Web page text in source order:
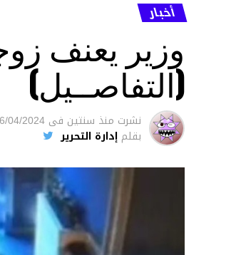
أخبار
وزير يعنف
(التفاصــيل)
نشرت منذ سنتين فى 04/2024
بقلم إدارة التحرير